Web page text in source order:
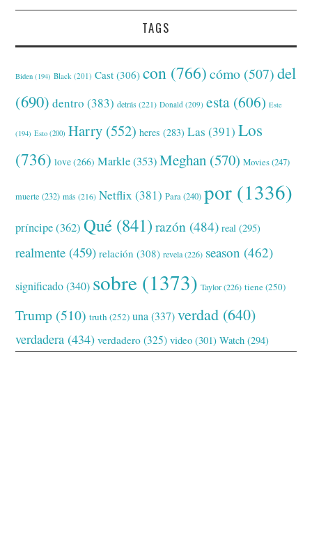
TAGS
Biden (194) Black (201) Cast (306) con (766) cómo (507) del
(690) dentro (383) detrás (221) Donald (209) esta (606) Este
(194) Esto (200) Harry (552) heres (283) Las (391) Los
(736) love(266) Markle(353) Meghan (570) Movies(247)
muerte (232) más (216) Netflix (381) Para(240) por (1336)
príncipe(362) Qué (841) razón (484) real (295)
realmente (459) relación (308) revela(226) season (462)
significado(340) sobre (1373) Taylor(226) tiene(250)
Trump (510) truth (252) una (337) verdad (640)
verdadera (434) verdadero (325) video (301) Watch (294)